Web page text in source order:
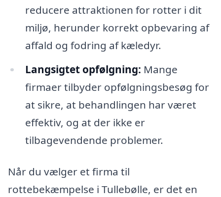
reducere attraktionen for rotter i dit
miljø, herunder korrekt opbevaring af
affald og fodring af kæledyr.
Langsigtet opfølgning: Mange
firmaer tilbyder opfølgningsbesøg for
at sikre, at behandlingen har været
effektiv, og at der ikke er
tilbagevendende problemer.
Når du vælger et firma til
rottebekæmpelse i Tullebølle, er det en